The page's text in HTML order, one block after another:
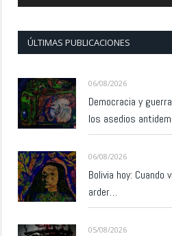
ÚLTIMAS PUBLICACIONES
06/08/2026
Democracia y
los asedios
06/08/2026
Bolivia hoy:
arder…
05/08/2026